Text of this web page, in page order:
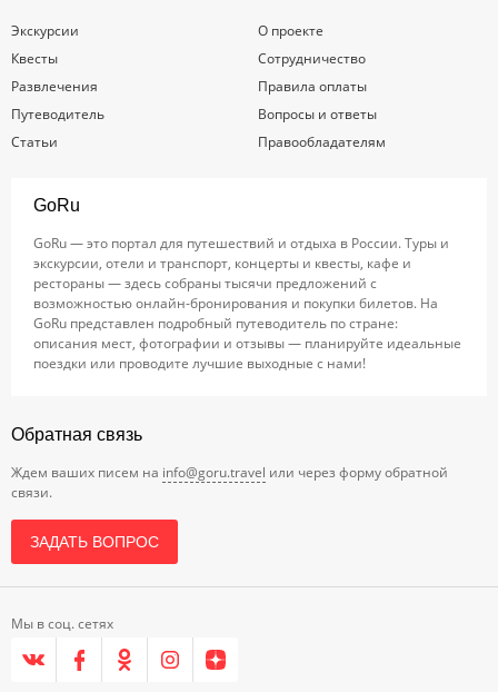
Экскурсии
Квесты
Развлечения
Путеводитель
Статьи
О проекте
Сотрудничество
Правила оплаты
Вопросы и ответы
Правообладателям
GoRu
GoRu — это портал для путешествий и отдыха в России. Туры и
экскурсии, отели и транспорт, концерты и квесты, кафе и
рестораны — здесь собраны тысячи предложений с
возможностью онлайн-бронирования и покупки билетов. На
GoRu представлен подробный путеводитель по стране:
описания мест, фотографии и отзывы — планируйте идеальные
поездки или проводите лучшие выходные с нами!
Обратная связь
Ждем ваших писем на info@goru.travel или через форму обратной
связи.
ЗАДАТЬ ВОПРОС
Мы в соц. сетях